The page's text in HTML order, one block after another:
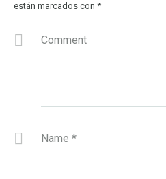
están marcados con *
Comment
Name *